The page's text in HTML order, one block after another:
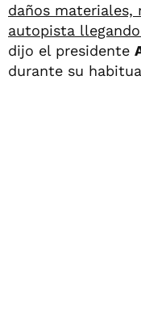
daños materiales,
autopista
dijo el presidente
durante su